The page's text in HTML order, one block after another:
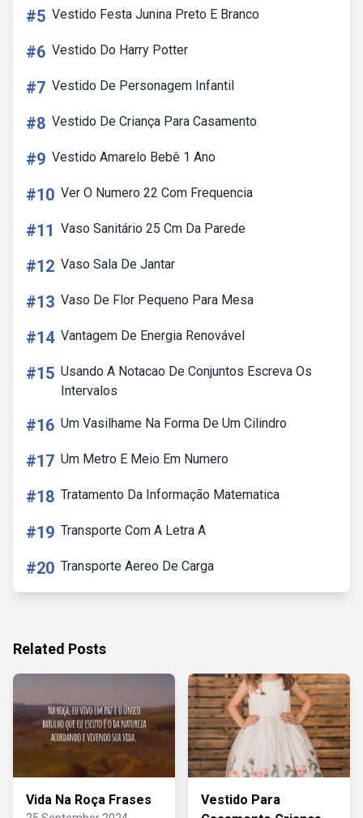
#5 Vestido Festa Junina Preto E Branco
#6 Vestido Do Harry Potter
#7 Vestido De Personagem Infantil
#8 Vestido De Criança Para Casamento
#9 Vestido Amarelo Bebê 1 Ano
#10 Ver O Numero 22 Com Frequencia
#11 Vaso Sanitário 25 Cm Da Parede
#12 Vaso Sala De Jantar
#13 Vaso De Flor Pequeno Para Mesa
#14 Vantagem De Energia Renovável
#15 Usando A Notacao De Conjuntos Escreva Os
Intervalos
#16 Um Vasilhame Na Forma De Um Cilindro
#17 Um Metro E Meio Em Numero
#18 Tratamento Da Informação Matematica
#19 Transporte Com A Letra A
#20 Transporte Aereo De Carga
Related Posts
Vida Na Roça Frases
Vestido Para